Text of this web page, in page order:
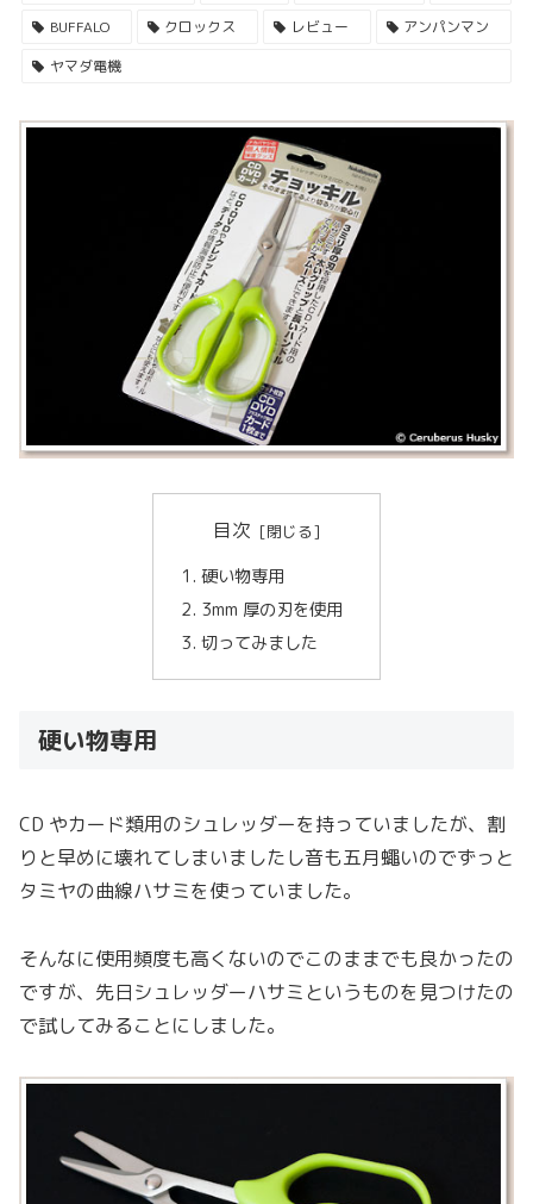
BUFFALO
クロックス レビュー
アンパンマン
ヤマダ電機
目次
硬い物専用
3mm 厚の刃を使用
切ってみました
硬い物専用
CD やカード類用のシュレッダーを持っていましたが、割
りと早めに壊れてしまいましたし音も五月蠅いのでずっと
タミヤの曲線ハサミを使っていました。
そんなに使用頻度も高くないのでこのままでも良かったの
ですが、先日シュレッダーハサミというものを見つけたの
で試してみることにしました。